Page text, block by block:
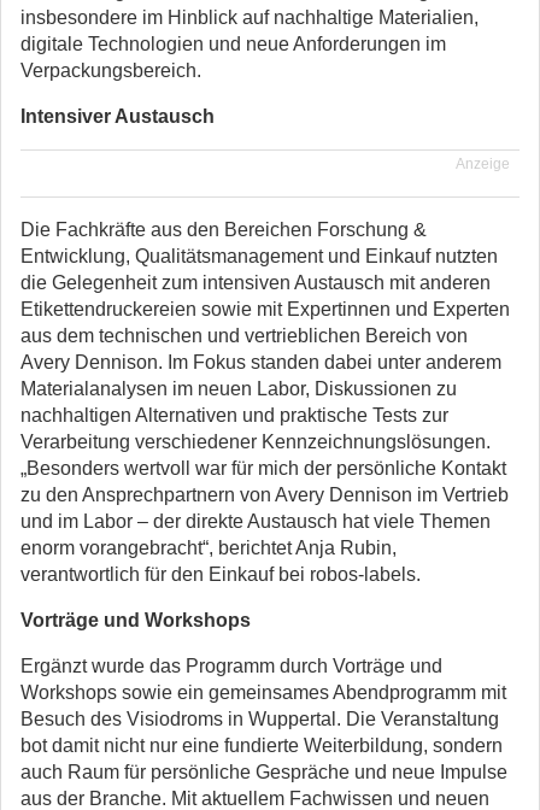
insbesondere im Hinblick auf nachhaltige Materialien,
digitale Technologien und neue Anforderungen im
Verpackungsbereich.
Intensiver Austausch
Anzeige
Die Fachkräfte aus den Bereichen Forschung &
Entwicklung, Qualitätsmanagement und Einkauf nutzten
die Gelegenheit zum intensiven Austausch mit anderen
Etikettendruckereien sowie mit Expertinnen und Experten
aus dem technischen und vertrieblichen Bereich von
Avery Dennison. Im Fokus standen dabei unter anderem
Materialanalysen im neuen Labor, Diskussionen zu
nachhaltigen Alternativen und praktische Tests zur
Verarbeitung verschiedener Kennzeichnungslösungen.
„Besonders wertvoll war für mich der persönliche Kontakt
zu den Ansprechpartnern von Avery Dennison im Vertrieb
und im Labor – der direkte Austausch hat viele Themen
enorm vorangebracht“, berichtet Anja Rubin,
verantwortlich für den Einkauf bei robos-labels.
Vorträge und Workshops
Ergänzt wurde das Programm durch Vorträge und
Workshops sowie ein gemeinsames Abendprogramm mit
Besuch des Visiodroms in Wuppertal. Die Veranstaltung
bot damit nicht nur eine fundierte Weiterbildung, sondern
auch Raum für persönliche Gespräche und neue Impulse
aus der Branche. Mit aktuellem Fachwissen und neuen